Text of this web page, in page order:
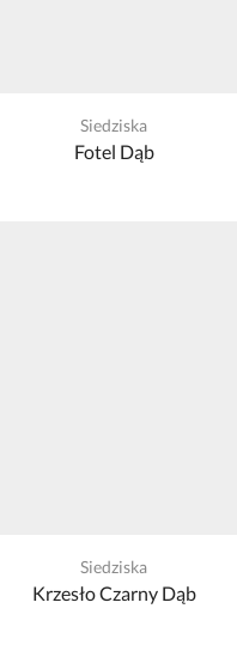
Siedziska
Fotel Dąb
Siedziska
Krzesło Czarny Dąb